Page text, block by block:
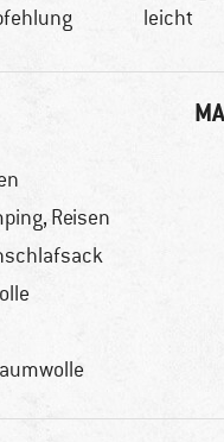
leicht
Reisen